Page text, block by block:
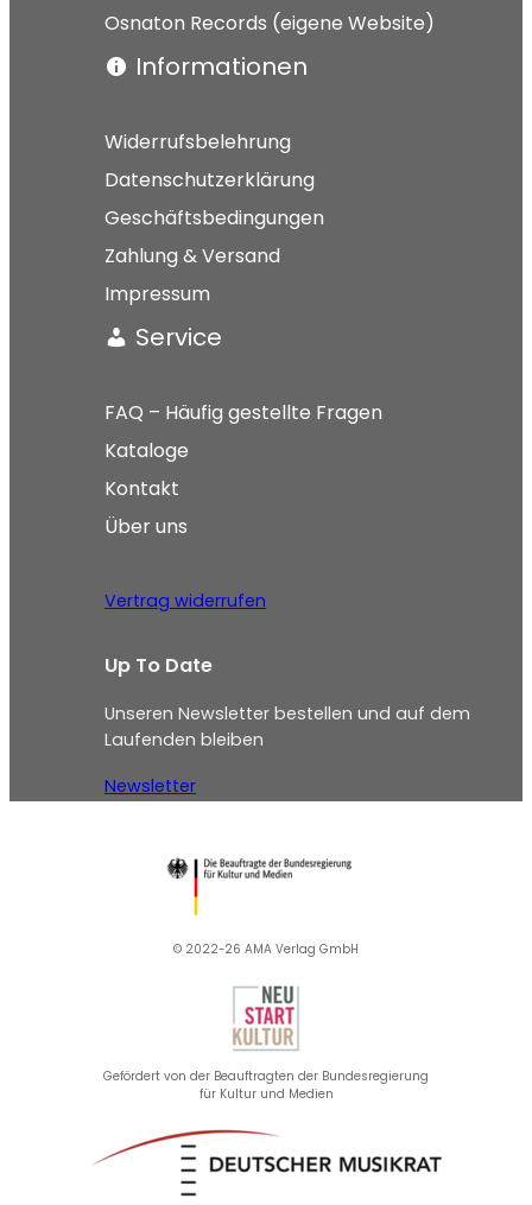
Osnaton Records (eigene Website)
Informationen
Widerrufsbelehrung
Datenschutzerklärung
Geschäftsbedingungen
Zahlung & Versand
Impressum
Service
FAQ – Häufig gestellte Fragen
Kataloge
Kontakt
Über uns
Vertrag widerrufen
Up To Date
Unseren Newsletter bestellen und auf dem
Laufenden bleiben
Newsletter
© 2022-26 AMA Verlag GmbH​
Gefördert von der Beauftragten der Bundesregierung
für Kultur und Medien